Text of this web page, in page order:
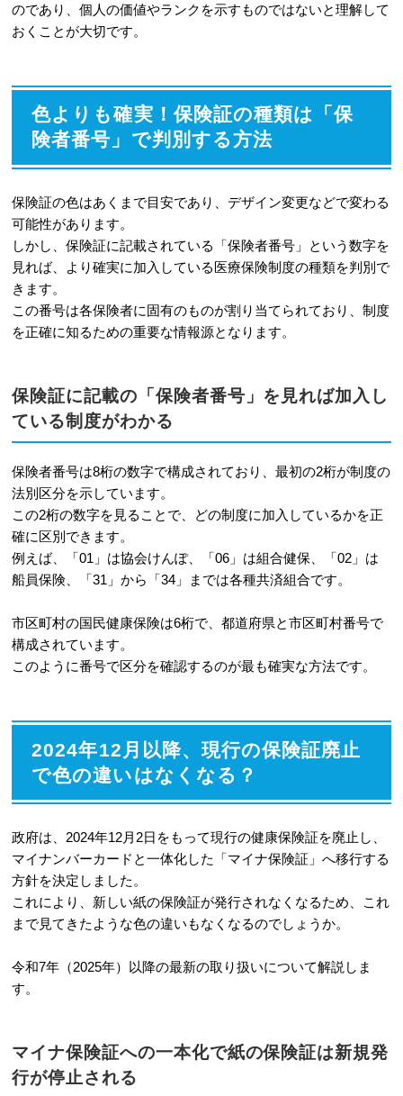
のであり、個人の価値やランクを示すものではないと理解して
おくことが大切です。
色よりも確実！保険証の種類は「保
険者番号」で判別する方法
保険証の色はあくまで目安であり、デザイン変更などで変わる
可能性があります。
しかし、保険証に記載されている「保険者番号」という数字を
見れば、より確実に加入している医療保険制度の種類を判別で
きます。
この番号は各保険者に固有のものが割り当てられており、制度
を正確に知るための重要な情報源となります。
保険証に記載の「保険者番号」を見れば加入し
ている制度がわかる
保険者番号は8桁の数字で構成されており、最初の2桁が制度の
法別区分を示しています。
この2桁の数字を見ることで、どの制度に加入しているかを正
確に区別できます。
例えば、「01」は協会けんぽ、「06」は組合健保、「02」は
船員保険、「31」から「34」までは各種共済組合です。
市区町村の国民健康保険は6桁で、都道府県と市区町村番号で
構成されています。
このように番号で区分を確認するのが最も確実な方法です。
2024年12月以降、現行の保険証廃止
で色の違いはなくなる？
政府は、2024年12月2日をもって現行の健康保険証を廃止し、
マイナンバーカードと一体化した「マイナ保険証」へ移行する
方針を決定しました。
これにより、新しい紙の保険証が発行されなくなるため、これ
まで見てきたような色の違いもなくなるのでしょうか。
令和7年（2025年）以降の最新の取り扱いについて解説しま
す。
マイナ保険証への一本化で紙の保険証は新規発
行が停止される